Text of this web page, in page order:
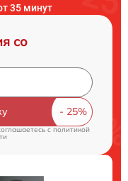
35 минут
со
cполитикой